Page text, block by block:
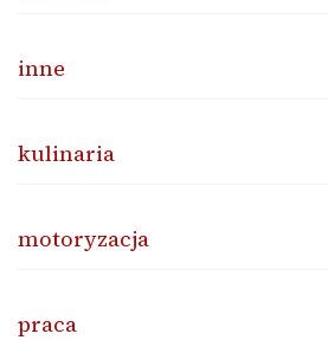
inne
kulinaria
motoryzacja
praca